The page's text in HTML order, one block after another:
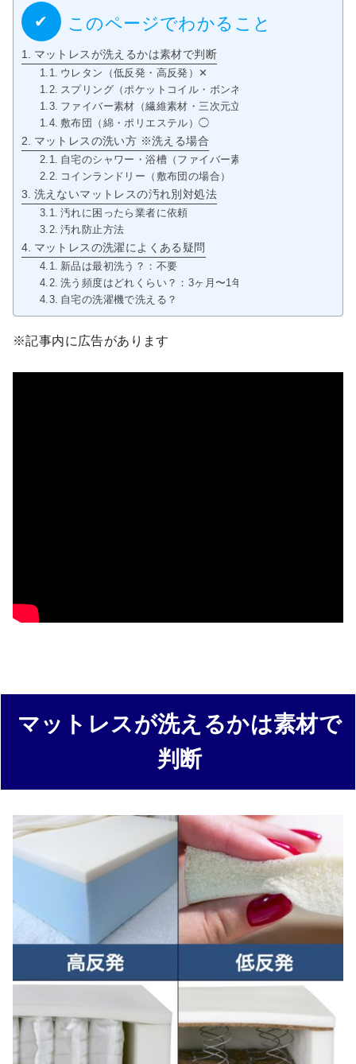
このページでわかること
マットレスが洗えるかは素材で判断
ウレタン（低反発・高反発）✕
スプリング（ポケットコイル・ボンネルコイル）✕
ファイバー素材（繊維素材・三次元立体構造）◯
敷布団（綿・ポリエステル）◯
マットレスの洗い方 ※洗える場合
自宅のシャワー・浴槽（ファイバー素材・敷布団の場合）
コインランドリー（敷布団の場合）
洗えないマットレスの汚れ別対処法
汚れに困ったら業者に依頼
汚れ防止方法
マットレスの洗濯によくある疑問
新品は最初洗う？：不要
洗う頻度はどれくらい？：3ヶ月〜1年に1回
自宅の洗濯機で洗える？
※記事内に広告があります
マットレスが洗えるかは素材で
判断